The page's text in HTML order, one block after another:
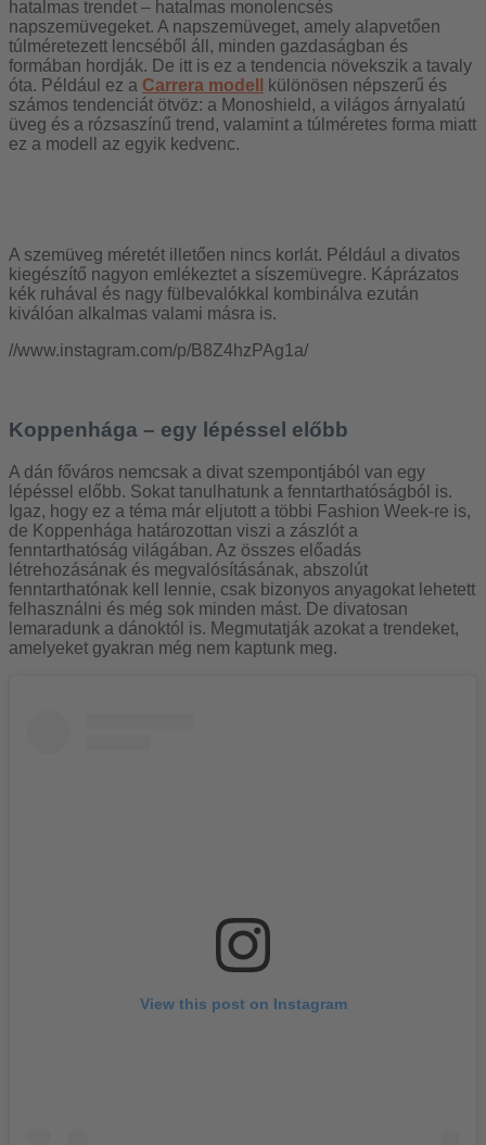
hatalmas trendet – hatalmas monolencsés
napszemüvegeket. A napszemüveget, amely alapvetően
túlméretezett lencséből áll, minden gazdaságban és
formában hordják. De itt is ez a tendencia növekszik a tavaly
óta. Például ez a Carrera modell
különösen népszerű és
számos tendenciát ötvöz: a Monoshield, a világos árnyalatú
üveg és a rózsaszínű trend, valamint a túlméretes forma miatt
ez a modell az egyik kedvenc.
A szemüveg méretét illetően nincs korlát. Például a divatos
kiegészítő nagyon emlékeztet a síszemüvegre. Káprázatos
kék ruhával és nagy fülbevalókkal kombinálva ezután
kiválóan alkalmas valami másra is.
//www.instagram.com/p/B8Z4hzPAg1a/
Koppenhága – egy lépéssel előbb
A dán főváros nemcsak a divat szempontjából van egy
lépéssel előbb. Sokat tanulhatunk a fenntarthatóságból is.
Igaz, hogy ez a téma már eljutott a többi Fashion Week-re is,
de Koppenhága határozottan viszi a zászlót a
fenntarthatóság világában. Az összes előadás
létrehozásának és megvalósításának, abszolút
fenntarthatónak kell lennie, csak bizonyos anyagokat lehetett
felhasználni és még sok minden mást. De divatosan
lemaradunk a dánoktól is. Megmutatják azokat a trendeket,
amelyeket gyakran még nem kaptunk meg.
View this post on Instagram